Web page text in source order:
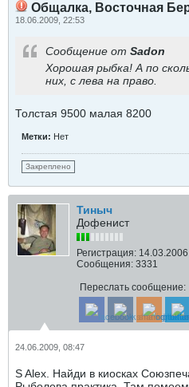
Общалка, Восточная
18.06.2009, 22:53
Сообщение от Sadon
Хорошая рыбка! А по
них, с лева на право.
Толстая 9500 малая 8200
Метки: Нет
Закреплено
Тиныч
Дофенист
Регистрация: 14.03.2006
Сообщения: 3331
Переслать сообщение:
24.06.2009, 08:47
S Alex. Найди в киосках